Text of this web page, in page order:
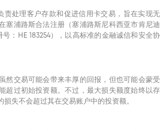
处理客户存款和促进信用卡交易，旨在实现无
塞浦路斯合法注册（塞浦路斯尼科西亚市肯尼迪
号：HE 183254），以高标准的金融诚信和安全协
然交易可能会带来丰厚的回报，但也可能会蒙受
超过初始投资额。不过，最大损失额度始终以存
损失不会超过其在交易账户中的投资额。